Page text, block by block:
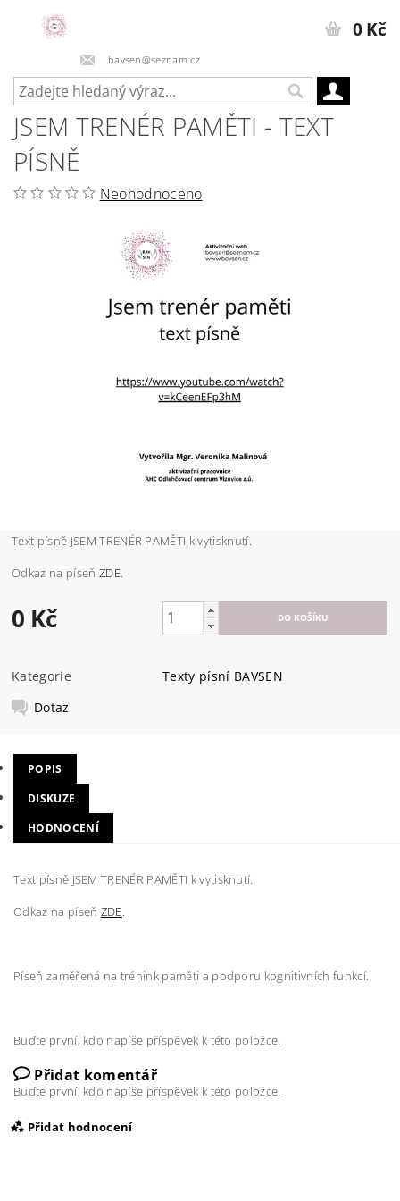
bavsen@seznam.cz
0 Kč
JSEM TRENÉR PAMĚTI - TEXT
PÍSNĚ
Neohodnoceno
Text písně JSEM TRENÉR PAMĚTI k vytisknutí.
Odkaz na píseň ZDE.
0 Kč
Kategorie
Texty písní BAVSEN
Dotaz
POPIS
DISKUZE
HODNOCENÍ
Text písně JSEM TRENÉR PAMĚTI k vytisknutí.
Odkaz na píseň ZDE.
Píseň zaměřená na trénink paměti a podporu kognitivních funkcí.
Buďte první, kdo napíše příspěvek k této položce.
Přidat komentář
Buďte první, kdo napíše příspěvek k této položce.
Přidat hodnocení